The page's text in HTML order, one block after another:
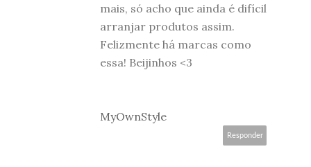
mais, só acho que ainda é difícil
arranjar produtos assim.
Felizmente há marcas como
essa! Beijinhos <3
MyOwnStyle
Responder